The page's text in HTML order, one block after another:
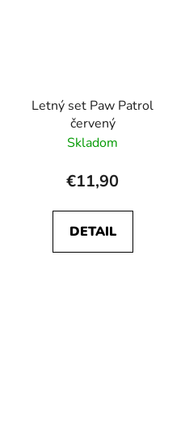
Letný set Paw Patrol
červený
Skladom
€11,90
DETAIL